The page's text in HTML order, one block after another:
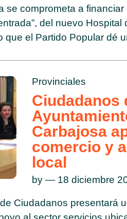
se comprometa a
del nuevo Hospital
que el Partido Popular dé
Provinciales
Ciudadanos
Carbajosa
comercio y
local
by — 18 diciembre
Ciudadanos presentará